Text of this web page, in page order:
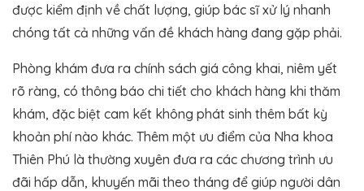
được kiểm định về chất lượng, giúp bác sĩ xử lý nhanh
chóng tất cả những vấn đề khách hàng đang gặp phải.
Phòng khám đưa ra chính sách giá công khai, niêm yết
rõ ràng, có thông báo chi tiết cho khách hàng khi thăm
khám, đặc biệt cam kết không phát sinh thêm bất kỳ
khoản phí nào khác. Thêm một ưu điểm của Nha khoa
Thiên Phú là thường xuyên đưa ra các chương trình ưu
đãi hấp dẫn, khuyến mãi theo tháng để giúp người dân